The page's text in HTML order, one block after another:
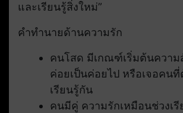
และเรียนรู้สิ่งใหม่”
คำทำนายด้านความรัก
คนโสด มีเกณฑ์เริ่มต้นควา
ค่อยเป็นค่อยไป หรือเจอคนที่
เรียนรู้กัน
คนมีคู่ ความรักเหมือนช่วงเ